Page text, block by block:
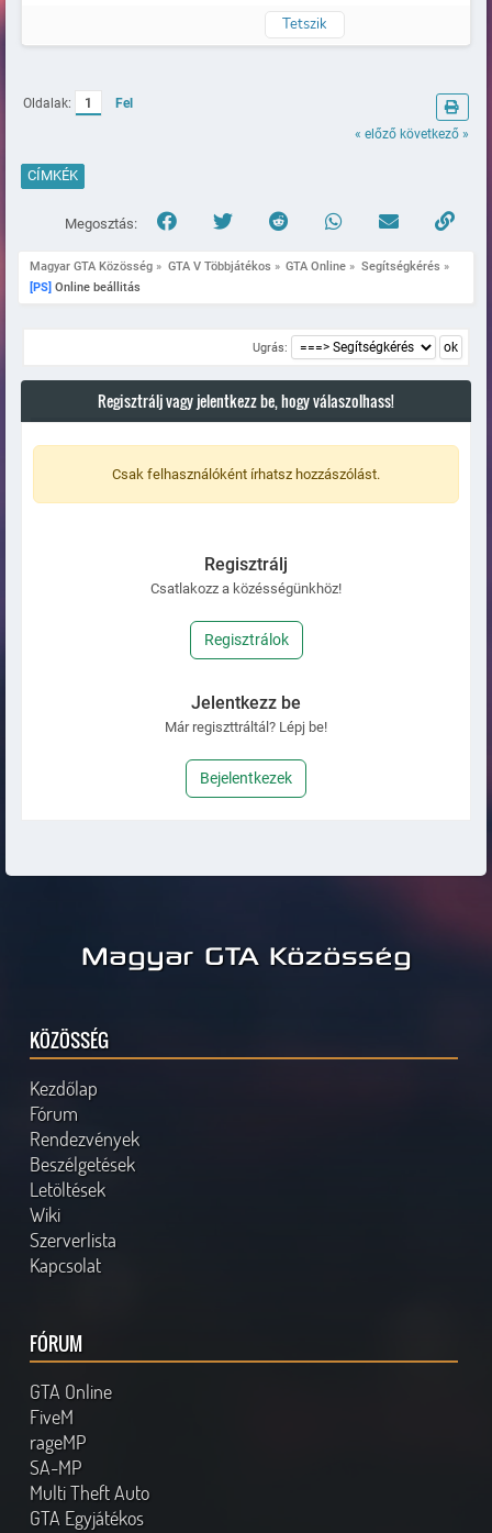
Tetszik
Oldalak: 1
Fel
« előző következő »
CÍMKÉK
Megosztás:
Magyar GTA Közösség » GTA V Többjátékos » GTA Online » Segítségkérés »
[PS] Online beállitás
Ugrás:
Regisztrálj vagy jelentkezz be, hogy válaszolhass!
Csak felhasználóként írhatsz hozzászólást.
Regisztrálj
Csatlakozz a közésségünkhöz!
Regisztrálok
Jelentkezz be
Már regiszttráltál? Lépj be!
Bejelentkezek
Magyar GTA Közösség
KÖZÖSSÉG
Kezdőlap
Fórum
Rendezvények
Beszélgetések
Letöltések
Wiki
Szerverlista
Kapcsolat
FÓRUM
GTA Online
FiveM
rageMP
SA-MP
Multi Theft Auto
GTA Egyjátékos